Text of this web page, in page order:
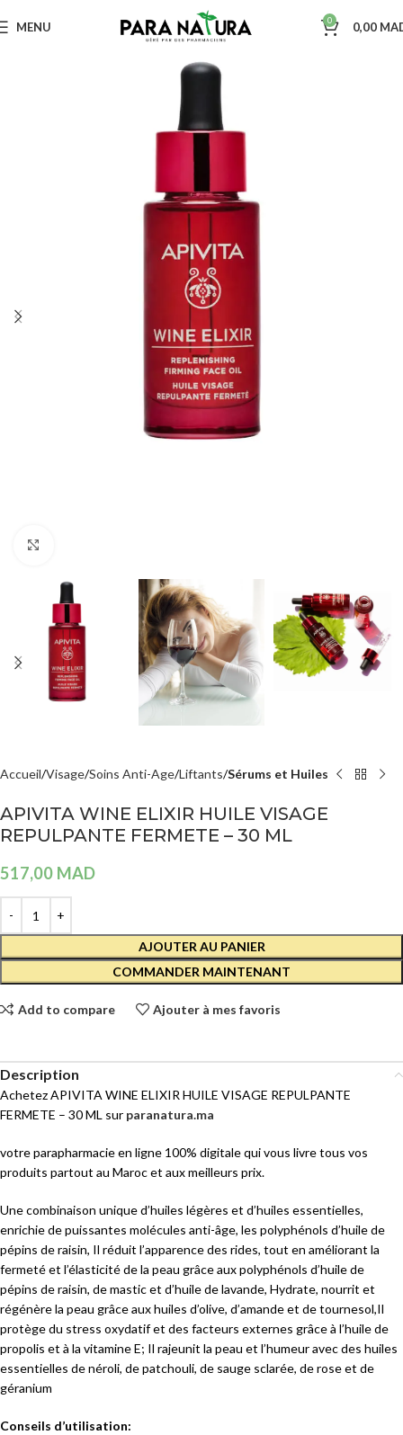
MENU 0 0,00
Accueil Visage Soins Anti-Age Liftants Sérums et Huiles
APIVITA WINE ELIXIR HUILE VISAGE
REPULPANTE FERMETE – 30 ML
517,00 MAD
AJOUTER AU PANIER
COMMANDER MAINTENANT
Add to compare Ajouter à mes favoris
Description
Achetez APIVITA WINE ELIXIR HUILE VISAGE REPULPANTE
FERMETE – 30 ML sur paranatura.ma
votre parapharmacie en ligne 100% digitale qui vous livre tous vos
produits partout au Maroc et aux meilleurs prix.
Une combinaison unique d’huiles légères et d’huiles essentielles,
enrichie de puissantes molécules anti-âge, les polyphénols d’huile de
pépins de raisin, Il réduit l’apparence des rides, tout en améliorant la
fermeté et l’élasticité de la peau grâce aux polyphénols d’huile de
pépins de raisin, de mastic et d’huile de lavande, Hydrate, nourrit et
régénère la peau grâce aux huiles d’olive, d’amande et de tournesol,Il
protège du stress oxydatif et des facteurs externes grâce à l’huile de
propolis et à la vitamine E; Il rajeunit la peau et l’humeur avec des huiles
essentielles de néroli, de patchouli, de sauge sclarée, de rose et de
géranium
Conseils d’utilisation: